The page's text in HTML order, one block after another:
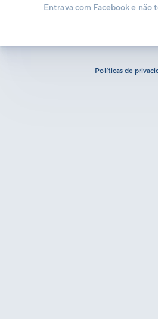
Entrava com Facebook e não
Políticas de